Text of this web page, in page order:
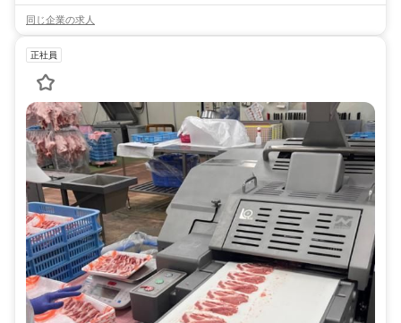
同じ企業の求人
正社員